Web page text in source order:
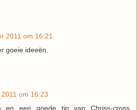
2011 om 16:21
goeie ideeën.
om 16:23
en een goede tip van Chriss-cross.